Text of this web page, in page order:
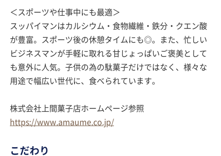
＜スポーツや仕事中にも最適＞
スッパイマンはカルシウム・食物繊維・鉄分・クエン酸
が豊富。スポーツ後の休憩タイムにも◎。また、忙しい
ビジネスマンが手軽に取れる甘じょっぱいご褒美として
も意外に人気。子供の為の駄菓子だけではなく、様々な
用途で幅広い世代に、食べられています。
株式会社上間菓子店ホームページ参照
https://www.amaume.co.jp/
こだわり